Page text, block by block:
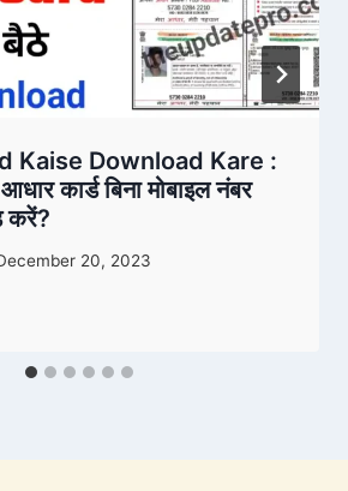
Kaise Download Kare :
कार्ड बिना मोबाइल नंबर
करें?
20, 2023